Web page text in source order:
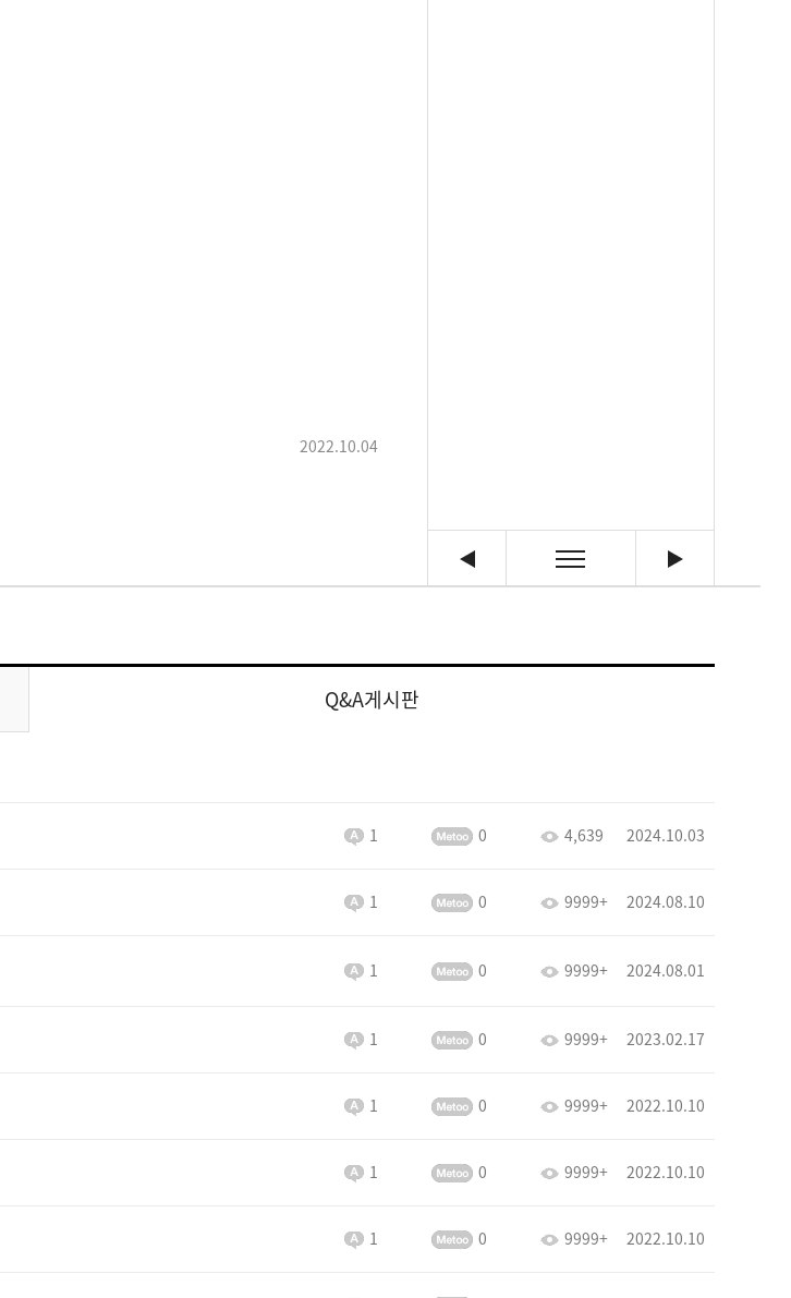
2022.10.04
Q&A게시판
1 0 4,639 2024.10.03
1 0 9999+ 2024.08.10
1 0 9999+ 2024.08.01
1 0 9999+ 2023.02.17
1 0 9999+ 2022.10.10
1 0 9999+ 2022.10.10
1 0 9999+ 2022.10.10